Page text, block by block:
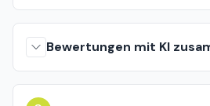
Bewertungen mit KI